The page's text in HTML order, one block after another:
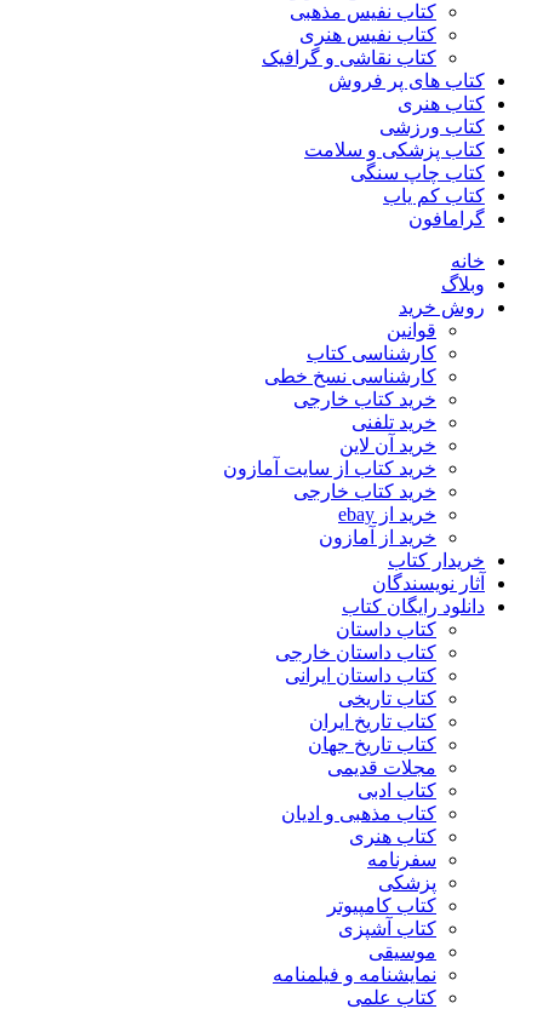
کتاب نفیس مذهبی
کتاب نفیس هنری
کتاب نقاشی و گرافیک
کتاب های پر فروش
کتاب هنری
کتاب ورزشی
کتاب پزشکی و سلامت
کتاب چاپ سنگی
کتاب کم یاب
گرامافون
خانه
وبلاگ
روش خرید
قوانین
کارشناسی کتاب
کارشناسی نسخ خطی
خرید کتاب خارجی
خرید تلفنی
خرید آن لاین
خرید کتاب از سایت آمازون
خرید کتاب خارجی
خرید از ebay
خرید از آمازون
خریدار کتاب
آثار نویسندگان
دانلود رایگان کتاب
کتاب داستان
کتاب داستان خارجی
کتاب داستان ایرانی
کتاب تاریخی
کتاب تاریخ ایران
کتاب تاریخ جهان
مجلات قدیمی
کتاب ادبی
کتاب مذهبی و ادیان
کتاب هنری
سفرنامه
پزشکی
کتاب کامپیوتر
کتاب آشپزی
موسیقی
نمایشنامه و فیلمنامه
کتاب علمی